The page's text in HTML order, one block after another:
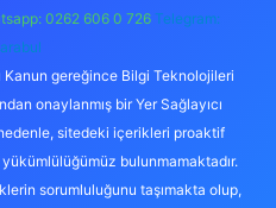
0262 606 0 726 Telegram:
Kanun gereğince Bilgi Teknolojileri
onaylanmış bir Yer Sağlayıcı
sitedeki içerikleri proaktif
bulunmamaktadır.
sorumluluğunu taşımakta olup,